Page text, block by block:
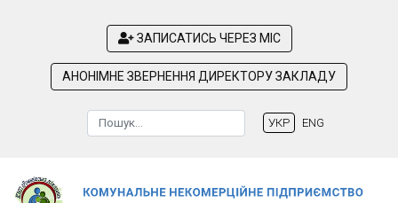
ЗАПИСАТИСЬ ЧЕРЕЗ МІС
АНОНІМНЕ ЗВЕРНЕННЯ ДИРЕКТОРУ ЗАКЛАДУ
Пошук
УКР ENG